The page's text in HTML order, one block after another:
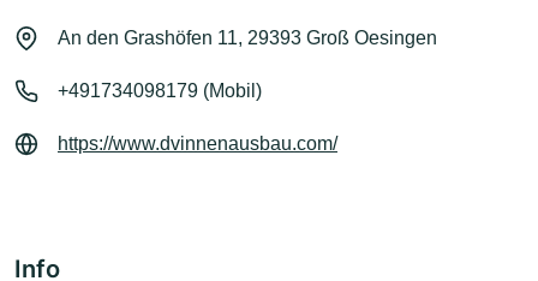
An den Grashöfen 11, 29393 Groß Oesingen
+491734098179 (Mobil)
https://www.dvinnenausbau.com/
Info